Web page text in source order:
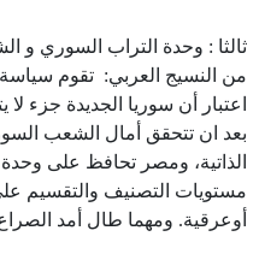
ثالثا : وحدة التراب السوري و
من النسيج العربي: تقوم
اعتبار أن سوريا الجديدة جزء لا
بعد ان تتحقق أمال الشعب
الذاتية، ومصر تحافظ على
مستويات التصنيف والتقسيم
أوعرقية. ومهما طال أمد